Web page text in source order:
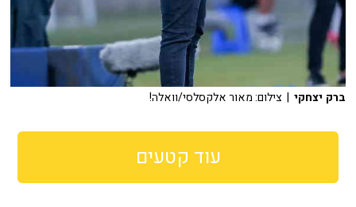
ברק יצחקי | צילום: מאור אלקסלסי/וואלה!
עוד קטעים